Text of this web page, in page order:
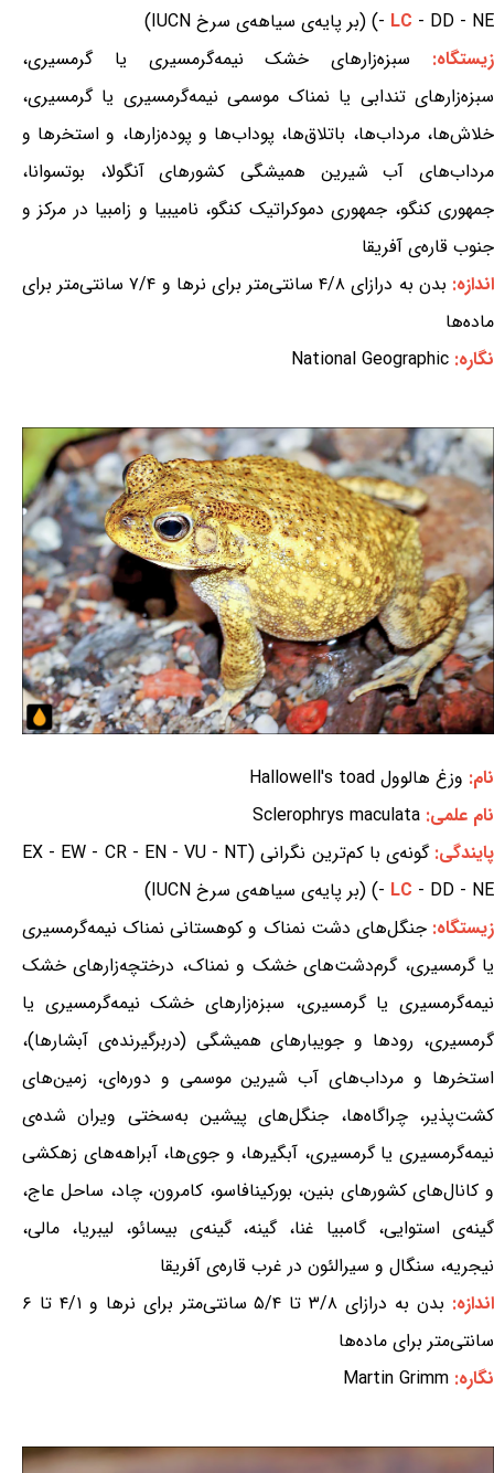
- LC - DD - NE) (بر پایه‌ی سیاهه‌ی سرخ IUCN)
زیستگاه: سبزه‌زارهای خشک نیمه‌گرمسیری یا گرمسیری،
سبزه‌زارهای تندابی یا نمناک موسمی نیمه‌گرمسیری یا گرمسیری،
خلاش‌ها، مرداب‌ها، باتلاق‌ها، پوداب‌ها و پوده‌زارها، و استخرها و
مرداب‌های آب شیرین همیشگی کشورهای آنگولا، بوتسوانا،
جمهوری کنگو، جمهوری دموکراتیک کنگو، نامیبیا و زامبیا در مرکز و
جنوب قاره‌ی آفریقا
اندازه:
بدن به درازای ۴/۸ سانتی‌متر برای نرها و ۷/۴ سانتی‌متر برای
ماده‌ها
نگاره: National Geographic
نام: وزغ هالوول Hallowell's toad
نام علمی: Sclerophrys maculata
پایندگی:
گونه‌ی با کم‌ترین نگرانی (EX - EW - CR - EN - VU - NT
- LC - DD - NE) (بر پایه‌ی سیاهه‌ی سرخ IUCN)
زیستگاه:جنگل‌های دشت نمناک و کوهستانی نمناک نیمه‌گرمسیری
یا گرمسیری، گرم‌دشت‌های خشک و نمناک، درختچه‌زارهای خشک
نیمه‌گرمسیری یا گرمسیری، سبزه‌زارهای خشک نیمه‌گرمسیری یا
گرمسیری، رودها و جویبارهای همیشگی (دربرگیرنده‌ی آبشارها)،
استخرها و مرداب‌های آب شیرین موسمی و دوره‌ای، زمین‌های
کشت‌پذیر، چراگاه‌ها، جنگل‌های پیشین به‌سختی ویران شده‌ی
نیمه‌گرمسیری یا گرمسیری، آبگیرها، و جوی‌ها، آبراهه‌های زهکشی
و کانال‌های کشورهای بنین، بورکینافاسو، کامرون، چاد، ساحل عاج،
گینه‌ی استوایی، گامبیا غنا، گینه، گینه‌ی بیسائو، لیبریا، مالی،
نیجریه، سنگال و سیرالئون در غرب قاره‌ی آفریقا
اندازه:
بدن به درازای ۳/۸ تا ۵/۴ سانتی‌متر برای نرها و ۴/۱ تا ۶
سانتی‌متر برای ماده‌ها
نگاره: Martin Grimm